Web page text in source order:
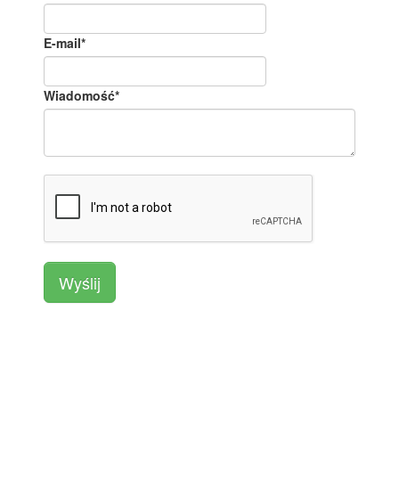
E-mail*
Wiadomość*